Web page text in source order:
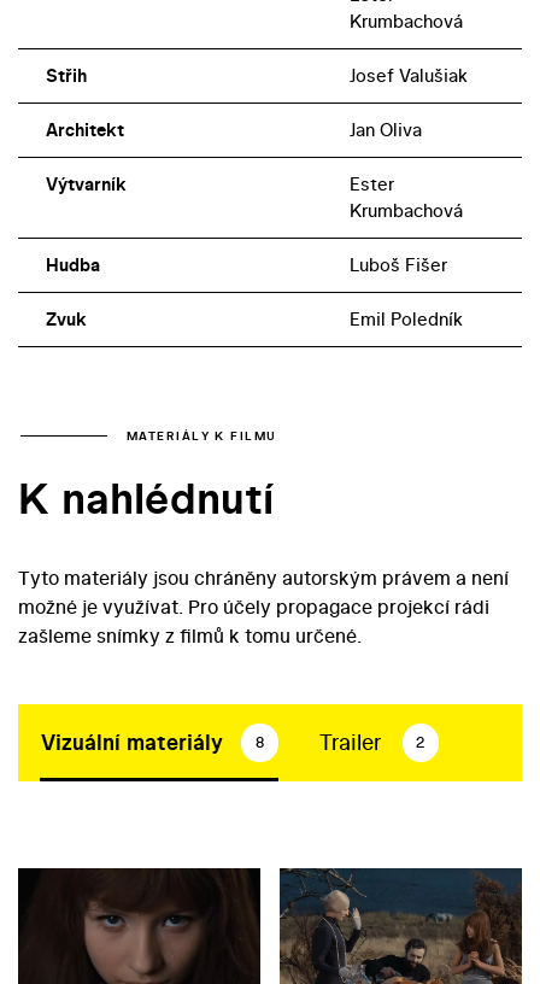
Krumbachová
Střih Josef Valušiak
Architekt Jan Oliva
Výtvarník
Ester
Krumbachová
Hudba Luboš Fišer
Zvuk Emil Poledník
MATERIÁLY K FILMU
K nahlédnutí
Tyto materiály jsou chráněny autorským právem a není
možné je využívat. Pro účely propagace projekcí rádi
zašleme snímky z filmů k tomu určené.
Vizuální materiály 8 Trailer 2